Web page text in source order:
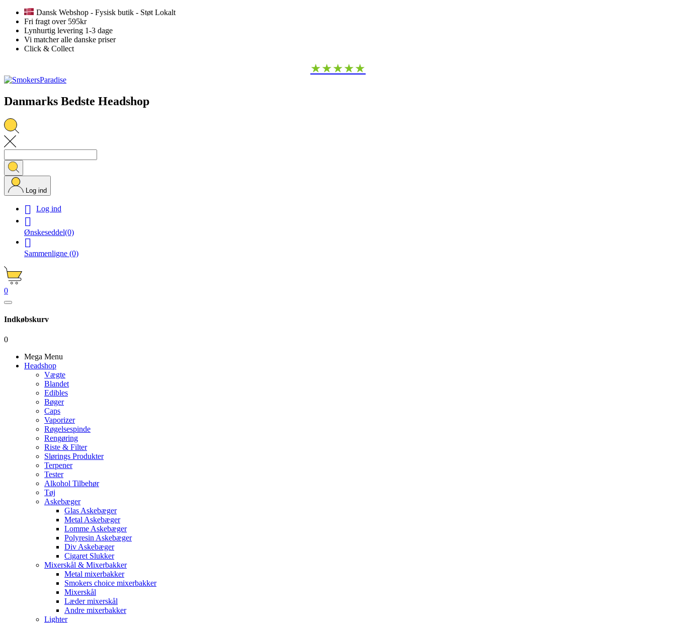
Dansk Webshop - Fysisk butik - Støt Lokalt
Fri fragt over 595kr
Lynhurtig levering 1-3 dage
Vi matcher alle danske priser
Click & Collect
★★★★★
Danmarks Bedste Headshop
Log ind
 Log ind

Ønskeseddel(0)

Sammenligne (0)
0
Indkøbskurv
0
Mega Menu
Headshop
Vægte
Blandet
Edibles
Bøger
Caps
Vaporizer
Røgelsespinde
Rengøring
Riste & Filter
Slørings Produkter
Terpener
Tester
Alkohol Tilbehør
Tøj
Askebæger
Glas Askebæger
Metal Askebæger
Lomme Askebæger
Polyresin Askebæger
Div Askebæger
Cigaret Slukker
Mixerskål & Mixerbakker
Metal mixerbakker
Smokers choice mixerbakker
Mixerskål
Læder mixerskål
Andre mixerbakker
Lighter